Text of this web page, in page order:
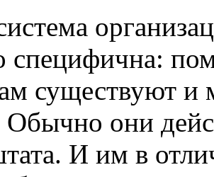
специфична:
существуют и
Обычно они
И им в